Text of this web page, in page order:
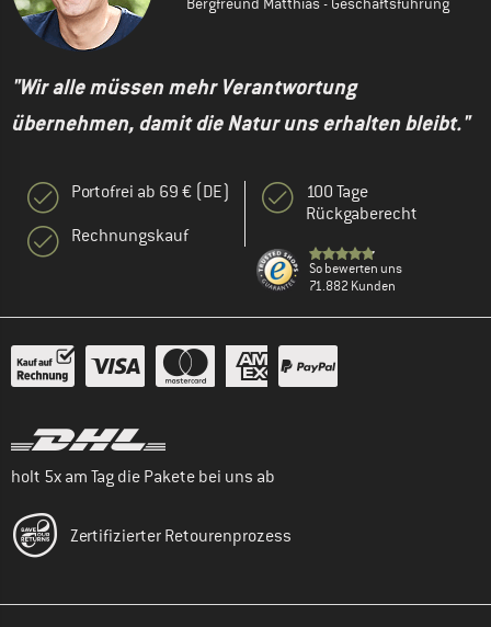
"Wir alle müssen mehr Verantwortung
übernehmen, damit die Natur uns erhalten bleibt."
Portofrei ab 69 € (DE)
Rechnungskauf
100 Tage
Rückgaberecht
So bewerten uns
71.882 Kunden
holt 5x am Tag die Pakete bei uns ab
Zertifizierter Retourenprozess